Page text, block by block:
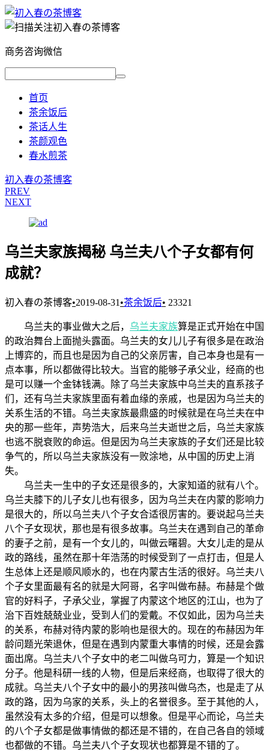
商务咨询微信
首页
茶余饭后
茶话人生
茶颜观色
春水煎茶
初入春の茶博客
PREV
NEXT
乌兰夫家族揭秘 乌兰夫八个子女都有何
成就？
初入春の茶博客•2019-08-31 •茶余饭后• 23321
乌兰夫的事业做大之后， 乌兰夫家族算是正式开始在中国
的政治舞台上面抛头露面。乌兰夫的女儿儿子有很多是在政治
上博弈的，而且也是因为自己的父亲厉害，自己本身也是有一
点本事，所以都做得比较大。当官的能够子承父业，经商的也
是可以赚一个金钵钱满。除了乌兰夫家族中乌兰夫的直系孩子
们，还有乌兰夫家族里面有着血缘的亲戚，也是因为乌兰夫的
关系生活的不错。乌兰夫家族最鼎盛的时候就是在乌兰夫在中
央的那一些年，声势浩大，后来乌兰夫逝世之后，乌兰夫家族
也逃不脱衰败的命运。但是因为乌兰夫家族的子女们还是比较
争气的，所以乌兰夫家族没有一败涂地，从中国的历史上消
失。
乌兰夫一生中的子女还是很多的，大家知道的就有八个。
乌兰夫膝下的儿子女儿也有很多，因为乌兰夫在内蒙的影响力
是很大的，所以乌兰夫八个子女合适很厉害的。要说起乌兰夫
八个子女现状，那也是有很多故事。乌兰夫在遇到自己的革命
的妻子之前，是有一个女儿的，叫做云曙碧。大女儿走的是从
政的路线，虽然在那十年浩荡的时候受到了一点打击，但是人
生总体上还是顺风顺水的，也在内蒙古生活的很好。乌兰夫八
个子女里面最有名的就是大阿哥，名字叫做布赫。布赫是个做
官的好料子，子承父业，掌握了内蒙这个地区的江山，也为了
治下百姓兢兢业业，受到人们的爱戴。不仅如此，因为乌兰夫
的关系，布赫对待内蒙的影响也是很大的。现在的布赫因为年
龄问题光荣退休，但是在遇到内蒙重大事情的时候，还是会露
面出席。乌兰夫八个子女中的老二叫做乌可力，算是一个知识
分子。他是科研一线的人物，但是后来经商，也取得了很大的
成就。乌兰夫八个子女中的最小的男孩叫做乌杰，也是走了从
政的路，因为乌家的关系，头上的名誉很多。至于其他的人，
虽然没有太多的介绍，但是可以想象。但是平心而论，乌兰夫
的八个子女都是做事情做的都还是不错的，在自己各自的领域
也都做的不错。乌兰夫八个子女现状也都算是不错的了。